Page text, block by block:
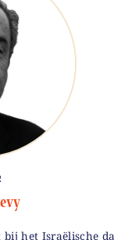
het Israëlische